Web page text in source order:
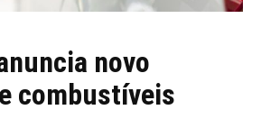
novo
combustíveis